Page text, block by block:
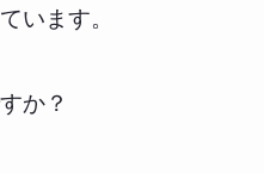
います。
か？